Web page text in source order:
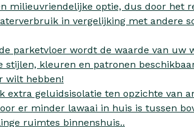
milieuvriendelijke optie, dus door het
in vergelijking met andere
parketvloer wordt de waarde van uw
stijlen, kleuren en patronen
wilt hebben!
extra geluidsisolatie ten opzichte van
er minder lawaai in huis is tussen
ruimtes binnenshuis..